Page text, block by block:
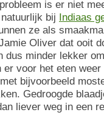
is er niet
bij Indiaas
ze als
Oliver dat ooit
dus minder lekker
voor het eten
bijvoorbeeld
Gedroogde
liever weg in een